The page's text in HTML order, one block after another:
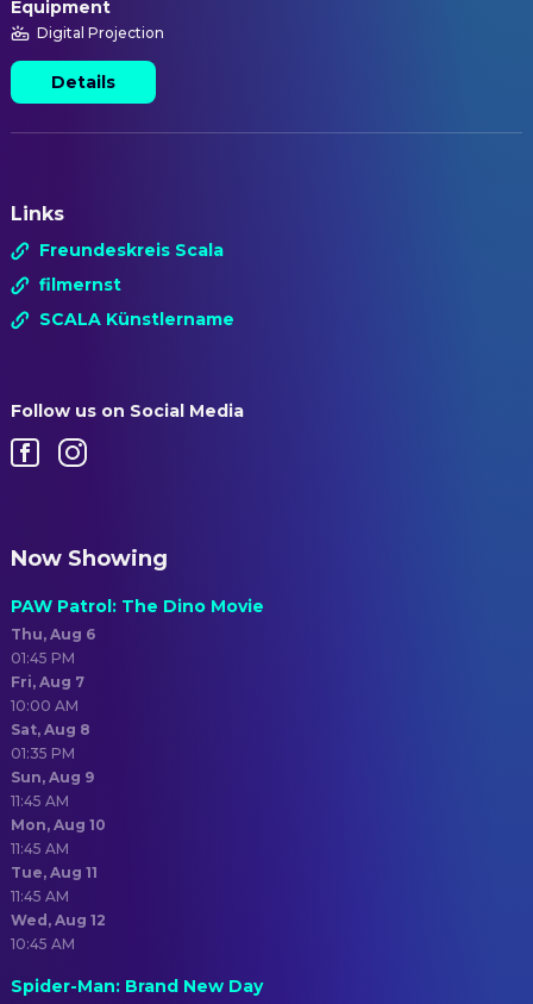
Equipment
Digital Projection
Details
Links
Freundeskreis Scala
filmernst
SCALA Künstlername
Follow us on Social Media
Now Showing
PAW Patrol: The Dino Movie
Thu, Aug 6
01:45 PM
Fri, Aug 7
10:00 AM
Sat, Aug 8
01:35 PM
Sun, Aug 9
11:45 AM
Mon, Aug 10
11:45 AM
Tue, Aug 11
11:45 AM
Wed, Aug 12
10:45 AM
Spider-Man: Brand New Day